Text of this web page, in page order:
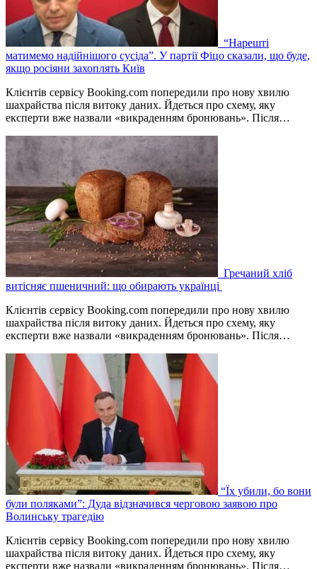
“Нарешті
матимемо надійнішого сусіда”. У партії Фіцо сказали, що буде,
якщо росіяни захоплять Київ
Клієнтів сервісу Booking.com попередили про нову хвилю
шахрайства після витоку даних. Йдеться про схему, яку
експерти вже назвали «викраденням бронювань». Після…
Гречаний хліб
витісняє пшеничний: що обирають українці
Клієнтів сервісу Booking.com попередили про нову хвилю
шахрайства після витоку даних. Йдеться про схему, яку
експерти вже назвали «викраденням бронювань». Після…
“Їх убили, бо вони
були поляками”: Дуда відзначився черговою заявою про
Волинську трагедію
Клієнтів сервісу Booking.com попередили про нову хвилю
шахрайства після витоку даних. Йдеться про схему, яку
експерти вже назвали «викраденням бронювань». Після…